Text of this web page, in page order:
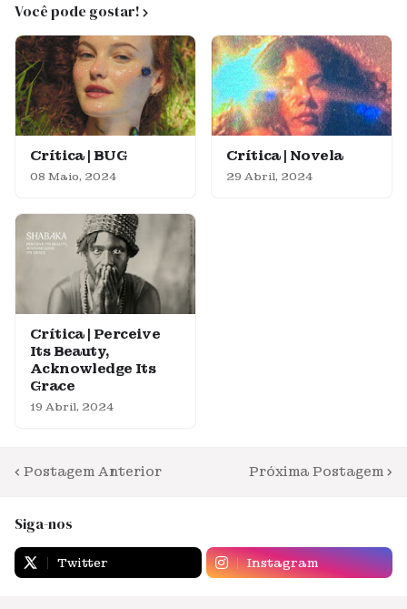
Você pode gostar!
Crítica | BUG
08 Maio, 2024
Crítica | Novela
29 Abril, 2024
Crítica | Perceive
Its Beauty,
Acknowledge Its
Grace
19 Abril, 2024
Postagem Anterior Próxima Postagem
Siga-nos
Twitter Instagram